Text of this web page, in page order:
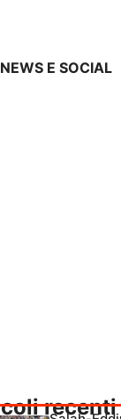
NEWS E SOCIAL
recenti